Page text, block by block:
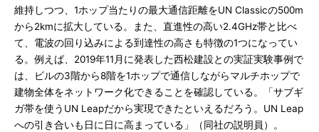
維持しつつ、1ホップ当たりの最大通信距離をUN Classicの500m
から2kmに拡大している。また、直進性の高い2.4GHz帯と比べ
て、電波の回り込みによる到達性の高さも特徴の1つになってい
る。例えば、2019年11月に発表した西松建設との実証実験事例で
は、ビルの3階から8階を1ホップで通信しながらマルチホップで
建物全体をネットワーク化できることを確認している。「サブギ
ガ帯を使うUN Leapだから実現できたといえるだろう。UN Leap
への引き合いも日に日に高まっている」（同社の説明員）。